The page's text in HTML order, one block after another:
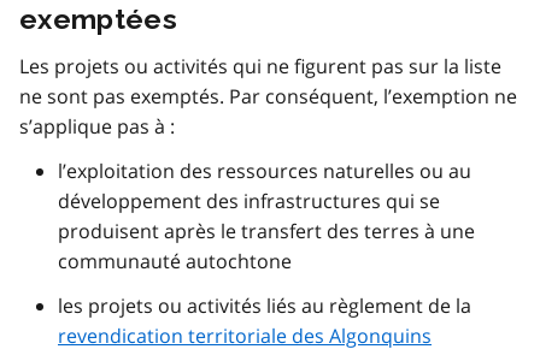
exemptées
Les projets ou activités qui ne figurent pas sur la liste
ne sont pas exemptés. Par conséquent, l’exemption ne
s’applique pas à :
l’exploitation des ressources naturelles ou au
développement des infrastructures qui se
produisent après le transfert des terres à une
communauté autochtone
les projets ou activités liés au règlement de la
revendication territoriale des Algonquins